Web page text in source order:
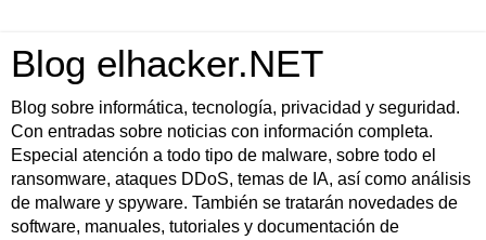
Blog elhacker.NET
Blog sobre informática, tecnología, privacidad y seguridad.
Con entradas sobre noticias con información completa.
Especial atención a todo tipo de malware, sobre todo el
ransomware, ataques DDoS, temas de IA, así como análisis
de malware y spyware. También se tratarán novedades de
software, manuales, tutoriales y documentación de